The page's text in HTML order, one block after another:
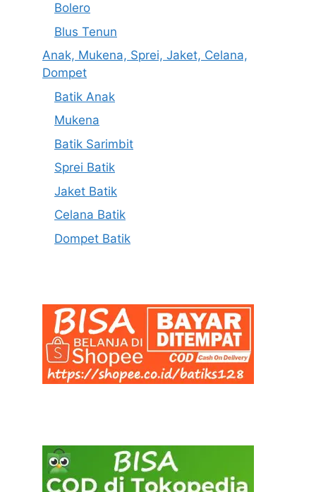
Bolero
Blus Tenun
Anak, Mukena, Sprei, Jaket, Celana,
Dompet
Batik Anak
Mukena
Batik Sarimbit
Sprei Batik
Jaket Batik
Celana Batik
Dompet Batik